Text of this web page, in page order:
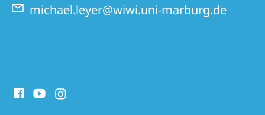
michael.leyer@wiwi.uni-marburg.de
Media